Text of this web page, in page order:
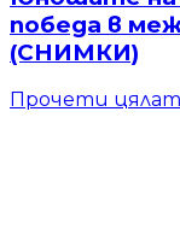
победа в
(СНИМКИ)
Прочети